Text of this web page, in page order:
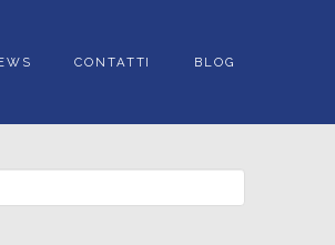
CONTATTI BLOG